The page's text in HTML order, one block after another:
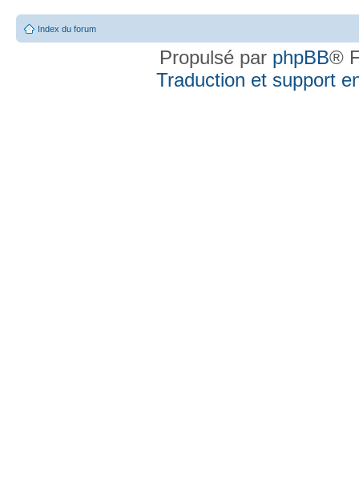
Index du forum
Propulsé par phpBB®
Traduction et support